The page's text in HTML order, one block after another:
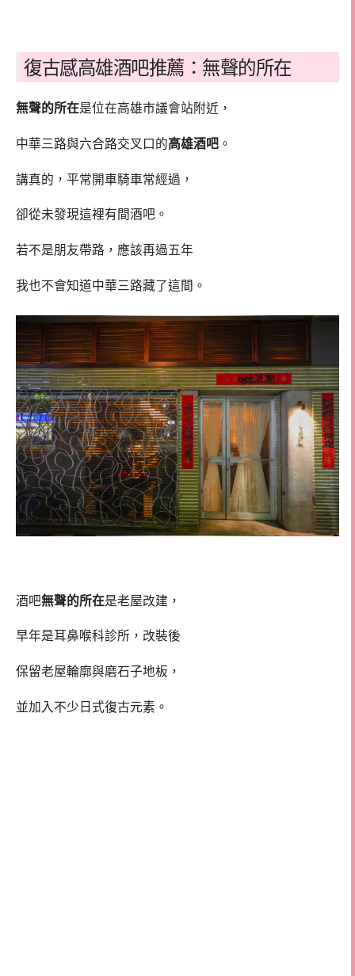
復古感高雄酒吧推薦：無聲的所在
無聲的所在是位在高雄市議會站附近，
中華三路與六合路交叉口的高雄酒吧 。
講真的，平常開車騎車常經過，
卻從未發現這裡有間酒吧。
若不是朋友帶路，應該再過五年
我也不會知道中華三路藏了這間。
酒吧無聲的所在是老屋改建，
早年是耳鼻喉科診所，改裝後
保留老屋輪廓與磨石子地板，
並加入不少日式復古元素。